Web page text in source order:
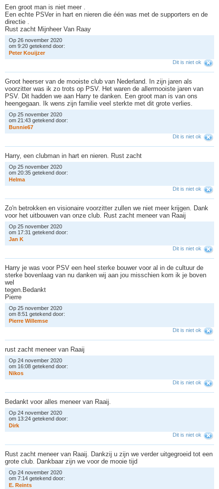
Een groot man is niet meer .
Een echte PSVer in hart en nieren die één was met de supporters en de
directie .
Rust zacht Mijnheer Van Raay
Op 26 november 2020
om 9:20 getekend door:
Peter Kouijzer
Dit is niet ok
Groot heerser van de mooiste club van Nederland. In zijn jaren als
voorzitter was ik zo trots op PSV. Het waren de allermooiste jaren van
PSV. Dit hadden we aan Harry te danken. Een groot man is van ons
heengegaan. Ik wens zijn familie veel sterkte met dit grote verlies.
Op 25 november 2020
om 21:43 getekend door:
Bunnie67
Dit is niet ok
Harry, een clubman in hart en nieren. Rust zacht
Op 25 november 2020
om 20:35 getekend door:
Helma
Dit is niet ok
Zo'n betrokken en visionaire voorzitter zullen we niet meer krijgen. Dank
voor het uitbouwen van onze club. Rust zacht meneer van Raaij
Op 25 november 2020
om 17:31 getekend door:
Jan K
Dit is niet ok
Harry je was voor PSV een heel sterke bouwer voor al in de cultuur de
sterke bovenlaag van nu danken wij aan jou misschien kom ik je boven
wel
tegen.Bedankt
Pierre
Op 25 november 2020
om 8:51 getekend door:
Pierre Willemse
Dit is niet ok
rust zacht meneer van Raaij
Op 24 november 2020
om 16:08 getekend door:
Nikos
Dit is niet ok
Bedankt voor alles meneer van Raaij.
Op 24 november 2020
om 13:24 getekend door:
Dirk
Dit is niet ok
Rust zacht meneer van Raaij. Dankzij u zijn we verder uitgegroeid tot een
grote club. Dankbaar zijn we voor de mooie tijd
Op 24 november 2020
om 7:14 getekend door:
E. Reints